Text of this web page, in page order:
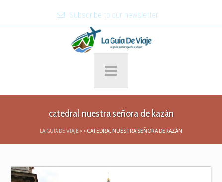
Subscribe to our newsletter
catedral nuestra señora de kazán
LA GUÍA DE VIAJE > > CATEDRAL NUESTRA SEÑORA DE KAZÁN